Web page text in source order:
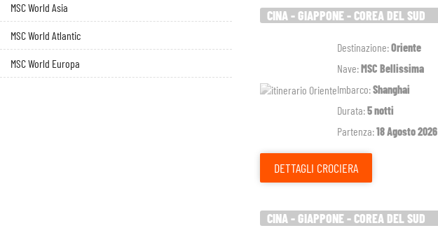
CINA - GIAPPONE - COREA DEL SUD
Destinazione:Oriente
Nave:MSC Bellissima
Imbarco:Shanghai
Durata:5 notti
Partenza:18 Agosto 2026
DETTAGLI CROCIERA
CINA - GIAPPONE - COREA DEL SUD
MSC World Asia
MSC World Atlantic
MSC World Europa